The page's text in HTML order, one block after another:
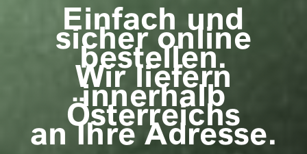
Einfach und
sicher online
bestellen.
Wir liefern
innerhalb
Österreichs
an Ihre Adresse.